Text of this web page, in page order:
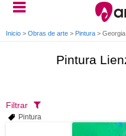
Inicio > Obras de arte > Pintura > Georgia
Pintura
Filtrar
Pintura